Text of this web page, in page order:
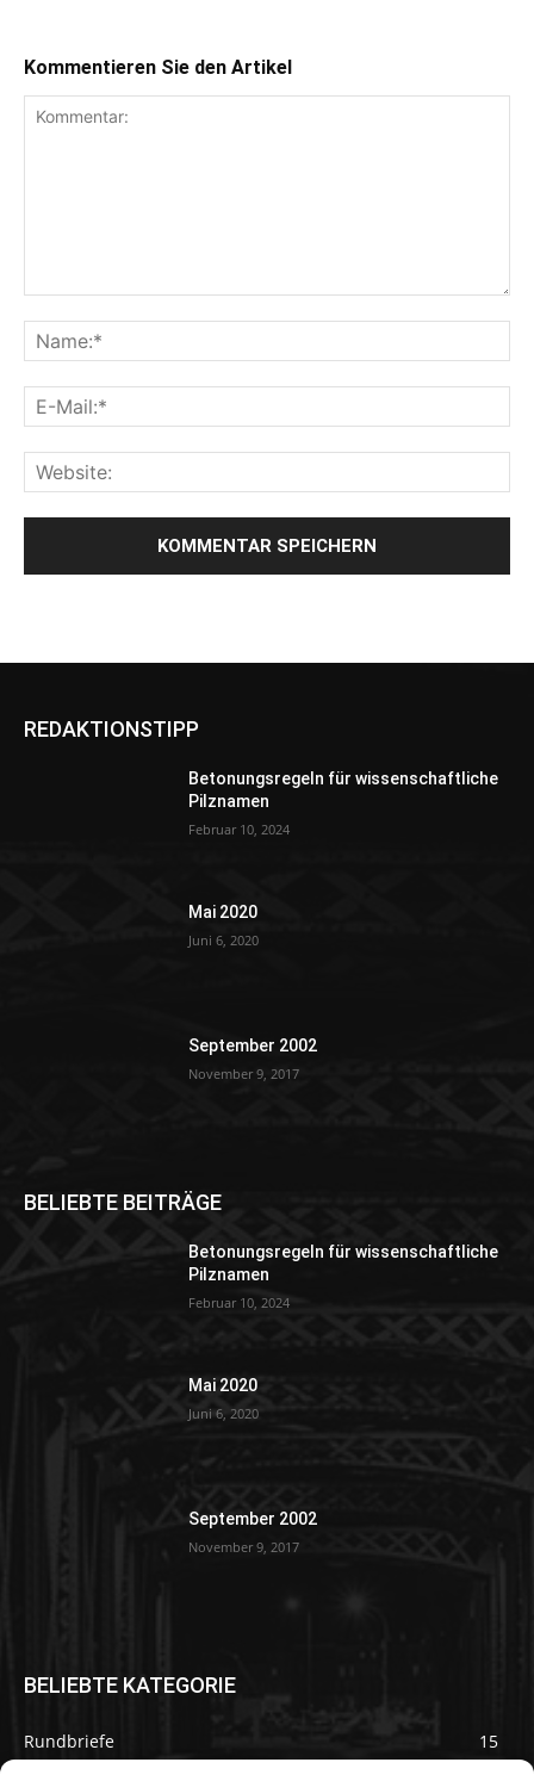
Kommentieren Sie den Artikel
REDAKTIONSTIPP
Betonungsregeln für wissenschaftliche
Pilznamen
Februar 10, 2024
Mai 2020
Juni 6, 2020
September 2002
November 9, 2017
BELIEBTE BEITRÄGE
Betonungsregeln für wissenschaftliche
Pilznamen
Februar 10, 2024
Mai 2020
Juni 6, 2020
September 2002
November 9, 2017
BELIEBTE KATEGORIE
Rundbriefe
15